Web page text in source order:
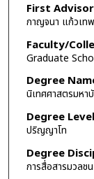
First Advisor
กาญจนา แก้วเทพ
Faculty/
Graduate
Degree
นิเทศศาสตรมห
Degree Level
ปริญญาโท
Degree
การสื่อสารมวลชน